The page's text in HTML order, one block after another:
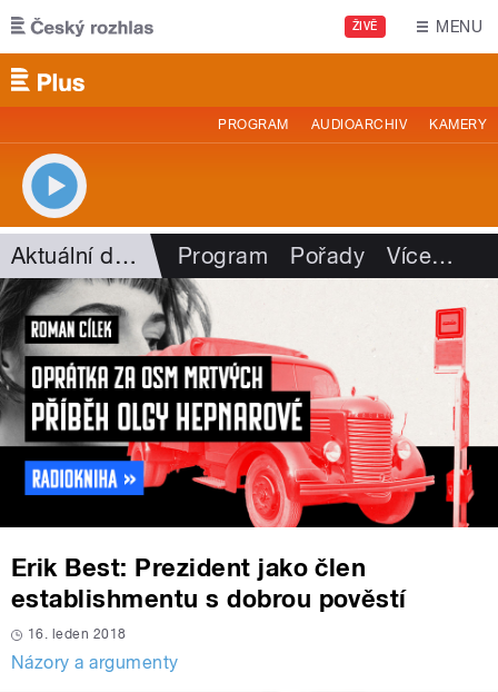
Přejít k hlavnímu obsahu
ŽIVĚ MENU
PROGRAM AUDIOARCHIV KAMERY
Aktuální dění Program Pořady Více…
Erik Best: Prezident jako člen
establishmentu s dobrou pověstí
16. leden 2018
Názory a argumenty